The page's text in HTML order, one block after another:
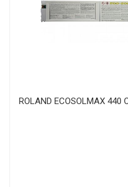
ROLAND ECOSOLMAX 440